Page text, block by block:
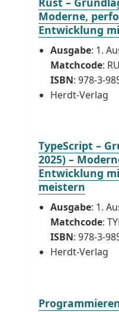
Moderne,
Entwicklung
Ausgabe: 1.
Matchcode:
ISBN: 978-3-
Herdt-Verlag
TypeScript –
2025) –
Entwicklung
meistern
Ausgabe: 1.
Matchcode:
ISBN: 978-3-
Herdt-Verlag